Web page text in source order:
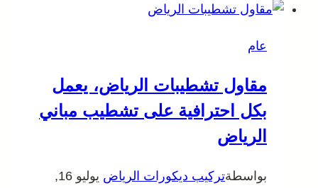
عام
مقاول تشطيبات الرياض، يعمل
بكل احترافية على تشطيب مباني
الرياض
بواسطةتركيب ديكورات الرياض
يوليو 16,